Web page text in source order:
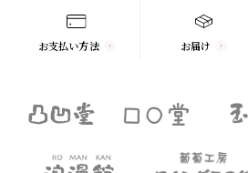
お支払い方法 お届け